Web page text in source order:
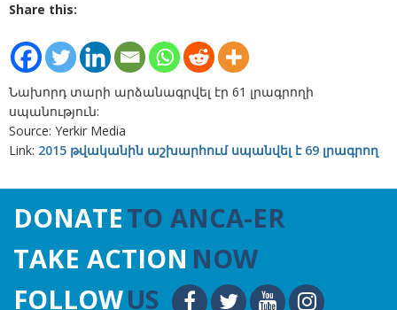
Share this:
Նախորդ տարի արձանագրվել էր 61 լրագրողի
սպանություն:
Source: Yerkir Media
Link: 2015 թվականին աշխարհում սպանվել է 69 լրագրող
DONATETO ANCA-ER
TAKE ACTION NOW
FOLLOWUS